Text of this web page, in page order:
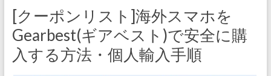
り
かる
サイ
ト
[クーポンリスト]海外スマホを
Gearbest(ギアベスト)で安全に購
入する方法・個人輸入手順